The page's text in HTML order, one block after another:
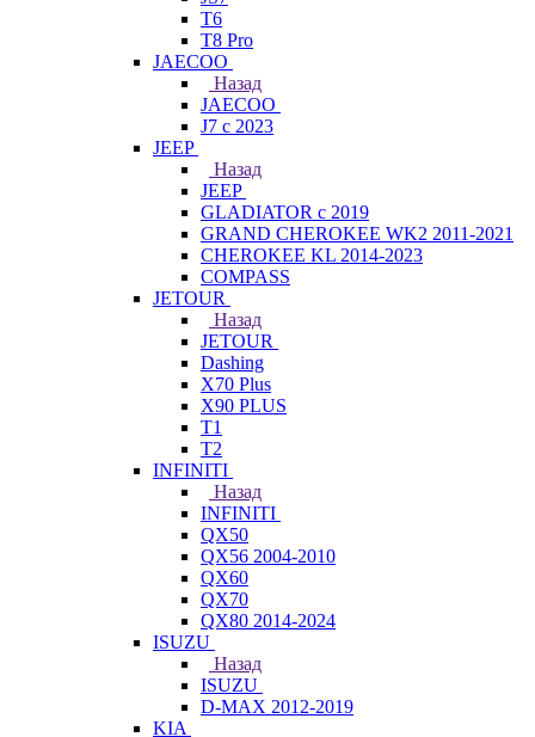
T6
T8 Pro
JAECOO
Назад
JAECOO
J7 с 2023
JEEP
Назад
JEEP
GLADIATOR с 2019
GRAND CHEROKEE WK2 2011-2021
CHEROKEE KL 2014-2023
COMPASS
JETOUR
Назад
JETOUR
Dashing
X70 Plus
X90 PLUS
T1
T2
INFINITI
Назад
INFINITI
QX50
QX56 2004-2010
QX60
QX70
QX80 2014-2024
ISUZU
Назад
ISUZU
D-MAX 2012-2019
KIA